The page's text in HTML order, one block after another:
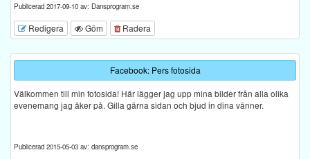
Publicerad 2017-09-10 av: Dansprogram.se
Redigera Göm Radera
Facebook: Pers fotosida
Välkommen till min fotosida! Här lägger jag upp mina bilder från alla olika
evenemang jag åker på. Gilla gärna sidan och bjud in dina vänner.
Publicerad 2015-05-03 av: dansprogram.se